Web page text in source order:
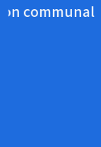
iNotis -